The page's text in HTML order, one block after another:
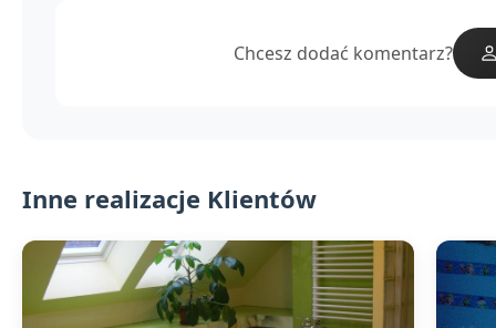
Chcesz dodać komentarz?
Inne realizacje Klientów